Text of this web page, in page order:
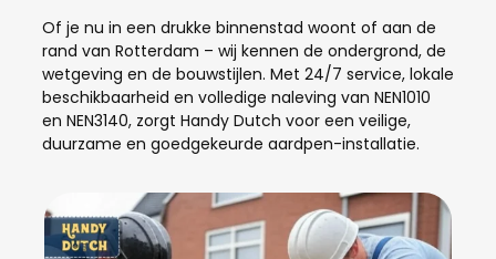
Of je nu in een drukke binnenstad woont of aan de
rand van Rotterdam – wij kennen de ondergrond, de
wetgeving en de bouwstijlen. Met 24/7 service, lokale
beschikbaarheid en volledige naleving van NEN1010
en NEN3140, zorgt Handy Dutch voor een veilige,
duurzame en goedgekeurde aardpen-installatie.